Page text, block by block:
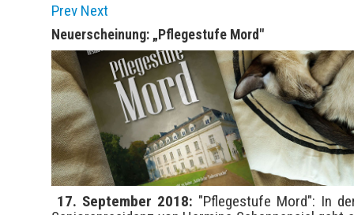
Prev Next
Neuerscheinung: „Pflegestufe Mord"
17. September 2018: "Pflegestufe Mord": In